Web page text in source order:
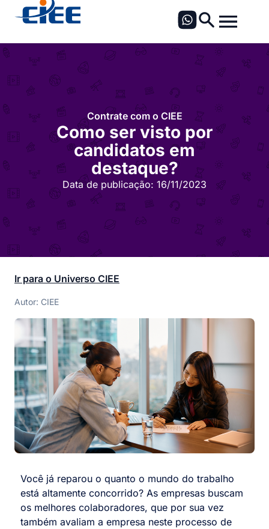
Contrate com o CIEE
Como ser visto por
candidatos em
destaque?
Data de publicação: 16/11/2023
Ir para o Universo CIEE
Autor: CIEE
Você já reparou o quanto o mundo do trabalho
está altamente concorrido? As empresas buscam
os melhores colaboradores, que por sua vez
também avaliam a empresa neste processo de